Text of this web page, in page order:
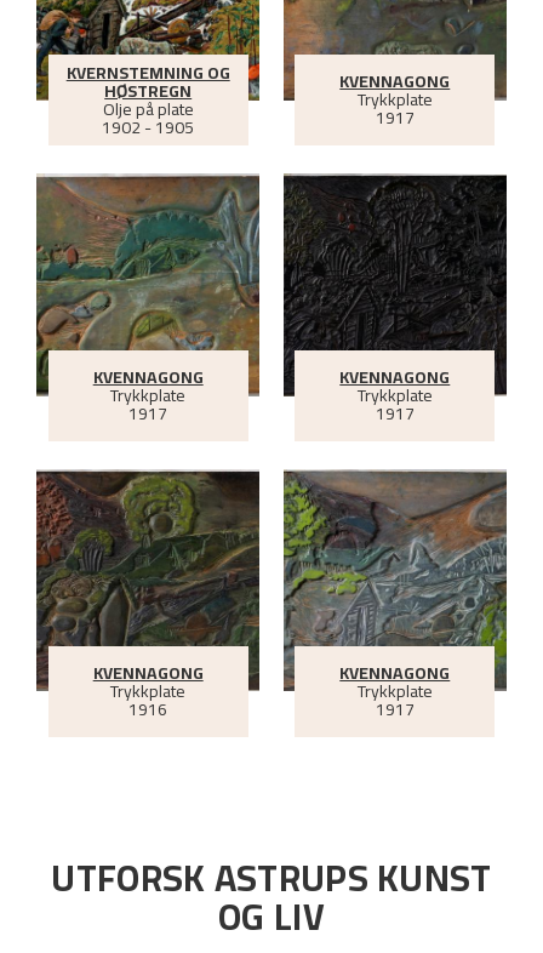
KVERNSTEMNING OG
HØSTREGN
Olje på plate
1902 - 1905
KVENNAGONG
Trykkplate
1917
KVENNAGONG
Trykkplate
1917
KVENNAGONG
Trykkplate
1917
KVENNAGONG
Trykkplate
1916
KVENNAGONG
Trykkplate
1917
UTFORSK ASTRUPS KUNST
OG LIV